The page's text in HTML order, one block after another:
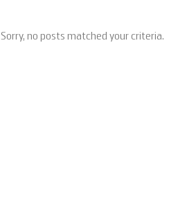
Sorry, no posts matched your criteria.